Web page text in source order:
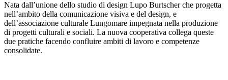
Nata dall’unione dello studio di design Lupo Burtscher che progetta
nell’ambito della comunicazione visiva e del design, e
dell’associazione culturale Lungomare impegnata nella produzione
di progetti culturali e sociali. La nuova cooperativa collega queste
due pratiche facendo confluire ambiti di lavoro e competenze
consolidate.